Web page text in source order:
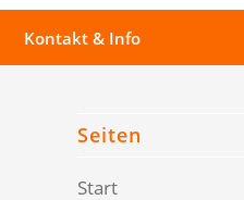
Kontakt & Info
Seiten
Start